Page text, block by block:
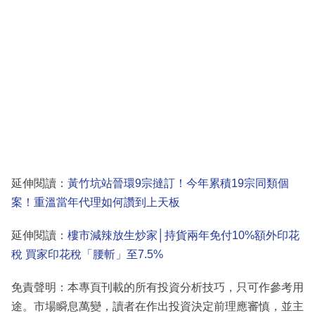
延伸閱讀： 黃竹坑站晉環9宗撻訂！今年累積19宗同類個
案！重溫當年代理如何讚到上天板
延伸閱讀： 樓市減辣放生炒家│持貨兩年免付10%額外印花
稅 買家印花稅「腰斬」至7.5%
免責聲明：本專頁刊載的所有投資分析技巧，只可作參考用
途。市場瞬息萬變，讀者在作出投資決定前理應審慎，並主